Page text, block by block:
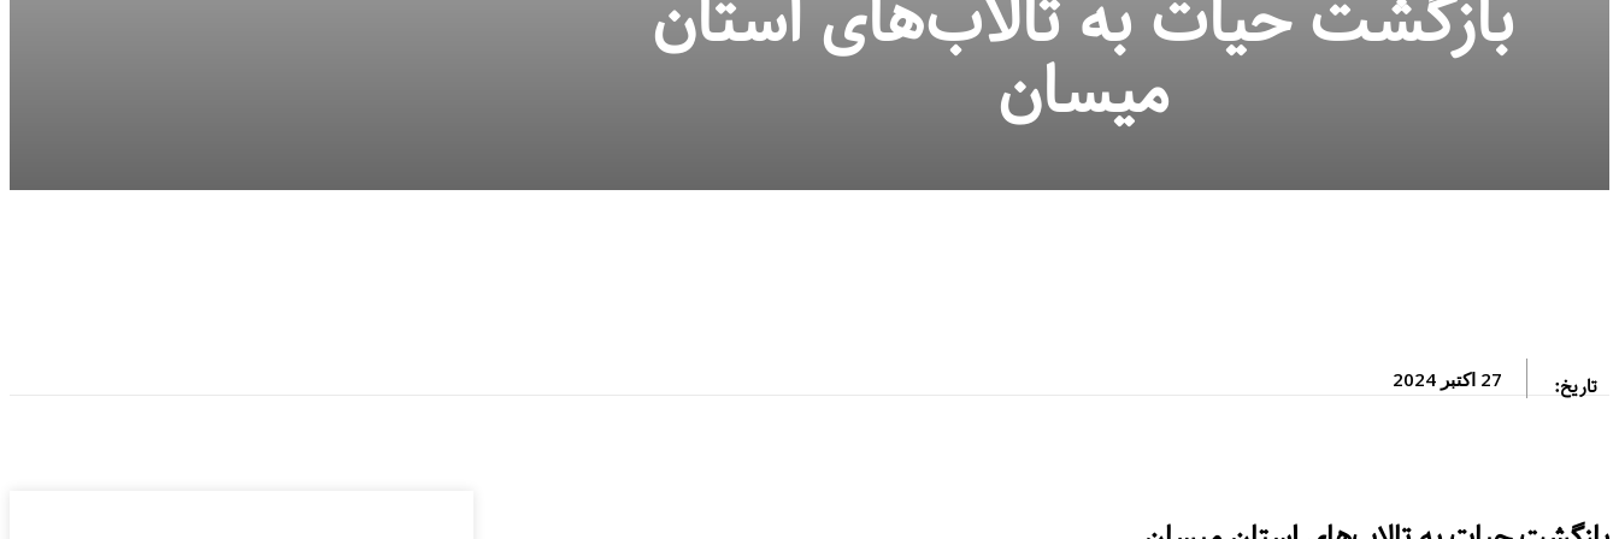
بازگشت حیات به تالاب‌های استان
میسان
تاریخ: 27 اکتبر 2024